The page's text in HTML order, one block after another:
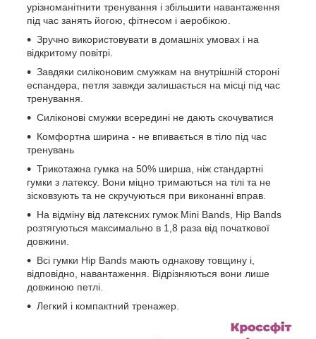
урізноманітнити тренування і збільшити навантаження
під час занять йогою, фітнесом і аеробікою.
Зручно використовувати в домашніх умовах і на
відкритому повітрі.
Завдяки силіконовим смужкам на внутрішній стороні
еспандера, петля завжди залишається на місці під час
тренування.
Силіконові смужки всередині не дають скочуватися
Комфортна ширина - не впивається в тіло під час
тренувань
Трикотажна гумка на 50% ширша, ніж стандартні
гумки з латексу. Вони міцно тримаються на тілі та не
зісковзують та не скручуються при виконанні вправ.
На відміну від латексних гумок Mini Bands, Hip Bands
розтягуються максимально в 1,8 раза від початкової
довжини.
Всі гумки Hip Bands мають однакову товщину і,
відповідно, навантаження. Відрізняються вони лише
довжиною петлі.
Легкий і компактний тренажер.